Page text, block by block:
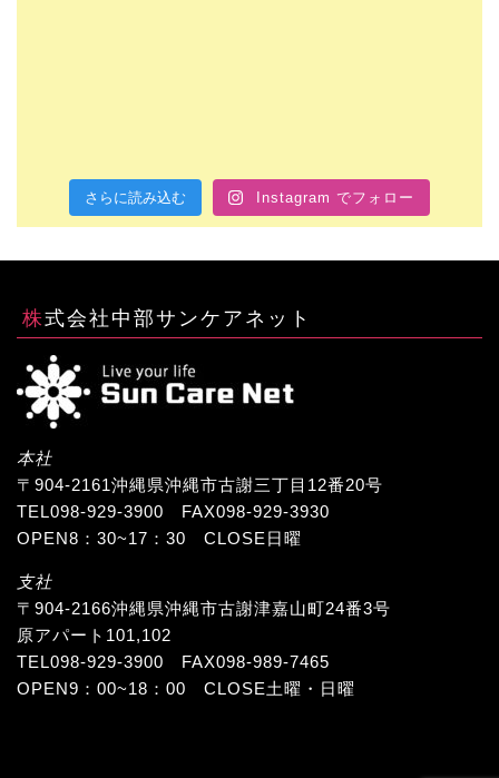
さらに読み込む Instagram でフォロー
株式会社中部サンケアネット
本社
〒904-2161沖縄県沖縄市古謝三丁目12番20号
TEL098-929-3900 FAX098-929-3930
OPEN8：30~17：30 CLOSE日曜
支社
〒904-2166沖縄県沖縄市古謝津嘉山町24番3号
原アパート101,102
TEL098-929-3900 FAX098-989-7465
OPEN9：00~18：00 CLOSE土曜・日曜